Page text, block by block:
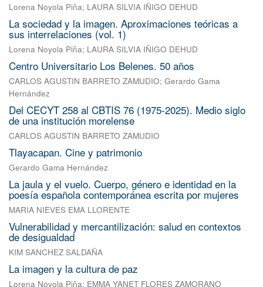
Lorena Noyola Piña; LAURA SILVIA IÑIGO DEHUD
La sociedad y la imagen. Aproximaciones teóricas a
sus interrelaciones (vol. 1)
Lorena Noyola Piña; LAURA SILVIA IÑIGO DEHUD
Centro Universitario Los Belenes. 50 años
CARLOS AGUSTIN BARRETO ZAMUDIO; Gerardo Gama
Hernández
Del CECYT 258 al CBTIS 76 (1975-2025). Medio siglo
de una institución morelense
CARLOS AGUSTIN BARRETO ZAMUDIO
Tlayacapan. Cine y patrimonio
Gerardo Gama Hernández
La jaula y el vuelo. Cuerpo, género e identidad en la
poesía española contemporánea escrita por mujeres
MARIA NIEVES EMA LLORENTE
Vulnerabilidad y mercantilización: salud en contextos
de desigualdad
KIM SANCHEZ SALDAÑA
La imagen y la cultura de paz
Lorena Noyola Piña; EMMA YANET FLORES ZAMORANO